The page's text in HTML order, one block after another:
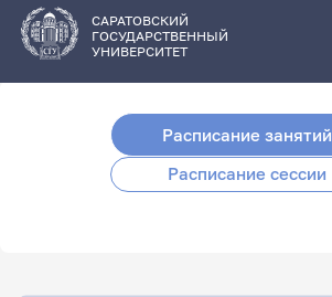
основному
содержанию
САРАТОВСКИЙ
ГОСУДАРСТВЕННЫЙ
УНИВЕРСИТЕТ
Расписание занятий
Расписание сессии